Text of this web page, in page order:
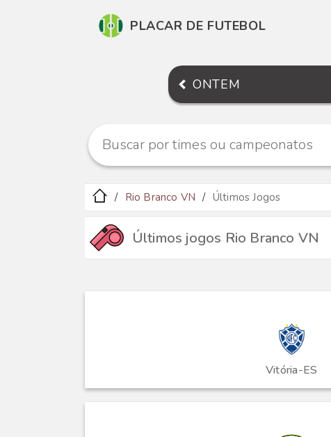
PLACAR DE FUTEBOL
ONTEM
Rio Branco VN Últimos Jogos
Últimos jogos Rio Branco VN
Vitória-ES